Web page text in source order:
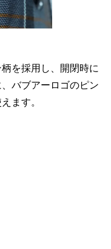
を採用し、開閉時に
バブアーロゴのピン
ます。